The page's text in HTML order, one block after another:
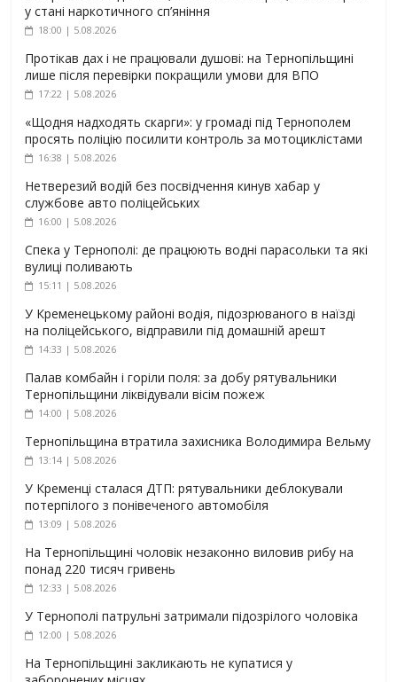
у стані наркотичного сп’яніння
18:00 | 5.08.2026
Протікав дах і не працювали душові: на Тернопільщині
лише після перевірки покращили умови для ВПО
17:22 | 5.08.2026
«Щодня надходять скарги»: у громаді під Тернополем
просять поліцію посилити контроль за мотоциклістами
16:38 | 5.08.2026
Нетверезий водій без посвідчення кинув хабар у
службове авто поліцейських
16:00 | 5.08.2026
Спека у Тернополі: де працюють водні парасольки та які
вулиці поливають
15:11 | 5.08.2026
У Кременецькому районі водія, підозрюваного в наїзді
на поліцейського, відправили під домашній арешт
14:33 | 5.08.2026
Палав комбайн і горіли поля: за добу рятувальники
Тернопільщини ліквідували вісім пожеж
14:00 | 5.08.2026
Тернопільщина втратила захисника Володимира Вельму
13:14 | 5.08.2026
У Кременці сталася ДТП: рятувальники деблокували
потерпілого з понівеченого автомобіля
13:09 | 5.08.2026
На Тернопільщині чоловік незаконно виловив рибу на
понад 220 тисяч гривень
12:33 | 5.08.2026
У Тернополі патрульні затримали підозрілого чоловіка
12:00 | 5.08.2026
На Тернопільщині закликають не купатися у